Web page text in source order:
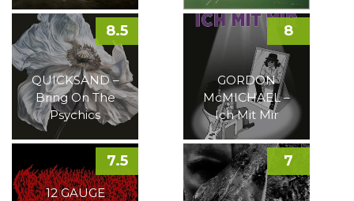
QUICKSAND –
Bring On The
Psychics
8.5
GORDON
McMICHAEL –
Ich Mit Mir
8
12 GAUGE
7.5 7